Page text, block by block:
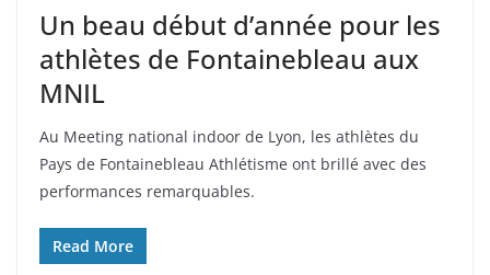
Un beau début d’année pour les
athlètes de Fontainebleau aux
MNIL
Au Meeting national indoor de Lyon, les athlètes du
Pays de Fontainebleau Athlétisme ont brillé avec des
performances remarquables.
Read More